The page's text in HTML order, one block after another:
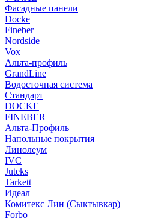
Фасадные панели
Docke
Fineber
Nordside
Vox
Альта-профиль
GrandLine
Водосточная система
Стандарт
DOCKE
FINEBER
Альта-Профиль
Напольные покрытия
Линолеум
IVC
Juteks
Tarkett
Идеал
Комитекс Лин (Сыктывкар)
Forbo